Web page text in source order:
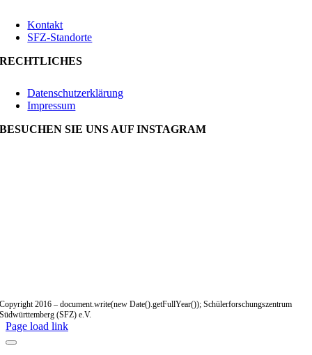
Kontakt
SFZ-Standorte
RECHTLICHES
Datenschutzerklärung
Impressum
BESUCHEN SIE UNS AUF INSTAGRAM
Copyright 2016 – document.write(new Date().getFullYear()); Schülerforschungszentrum
Südwürttemberg (SFZ) e.V.
Page load link